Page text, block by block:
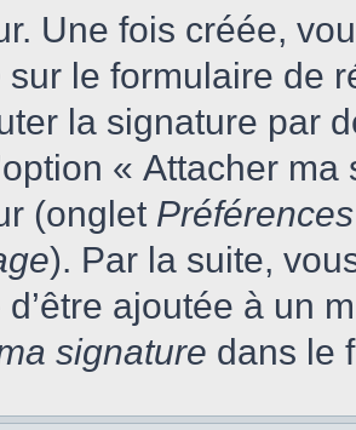
Une fois créée,
sur le formulaire de
la signature par
« Attacher
(onglet
). Par la suite,
ajoutée à un
signature dans le